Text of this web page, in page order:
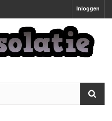
Inloggen